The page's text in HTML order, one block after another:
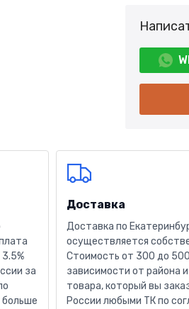
за
Доставка
Доставка по
осуществляется
Стоимость от 300 до
зависимости от района
товара, который вы
России любыми ТК по